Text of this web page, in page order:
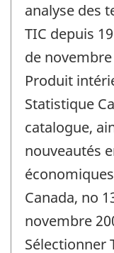
analyse des
TIC depuis
de
Produit
Statistique
catalogue,
nouveautés
Canada, no
novembre
Sélectionner